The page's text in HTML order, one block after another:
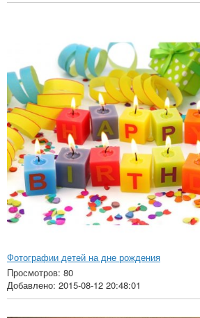
Фотографии детей на дне рождения
Просмотров: 80
Добавлено: 2015-08-12 20:48:01